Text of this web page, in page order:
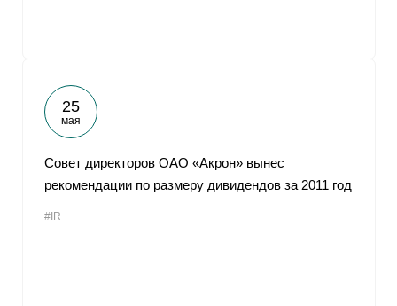
25
мая
Совет директоров ОАО «Акрон» вынес
рекомендации по размеру дивидендов за 2011 год
#IR